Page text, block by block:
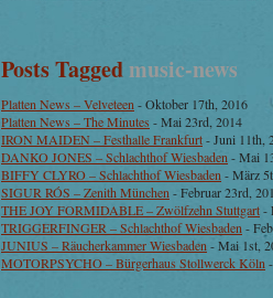
Posts Taggedmusic-news
Platten News – Velveteen - Oktober 17th, 2016
Platten News – The Minutes - Mai 23rd, 2014
IRON MAIDEN – Festhalle Frankfurt- Juni 11th,
DANKO JONES – Schlachthof Wiesbaden - Mai
BIFFY CLYRO – Schlachthof Wiesbaden - März
SIGUR RÓS – Zenith München - Februar 23rd,
THE JOY FORMIDABLE – Zwölfzehn Stuttgart-
TRIGGERFINGER – Schlachthof Wiesbaden -
JUNIUS – Räucherkammer Wiesbaden - Mai 1st,
MOTORPSYCHO – Bürgerhaus Stollwerck Köln